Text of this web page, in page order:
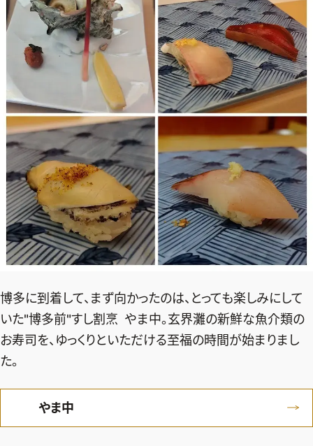
博多に到着して、まず向かったのは、とっても楽しみにして
いた"博多前"すし割烹 やま中。玄界灘の新鮮な魚介類の
お寿司を、ゆっくりといただける至福の時間が始まりまし
た。
やま中